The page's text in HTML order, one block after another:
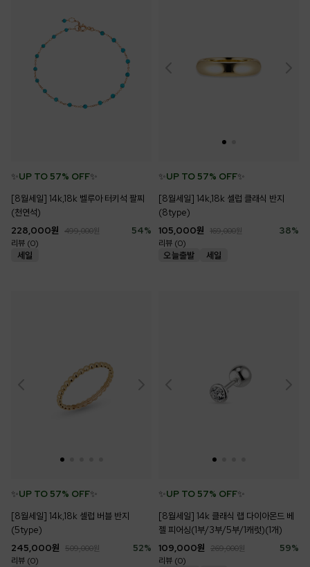
✨UP TO 57% OFF✨
[8월세일] 14k,18k 벨루아 터키석 팔찌
(천연석)
54%
228,000원 499,000원
리뷰 (0)
✨UP TO 57% OFF✨
[8월세일] 14k,18k 셀럽 클래식 반지
(8type)
38%
105,000원 169,000원
리뷰 (0)
✨UP TO 57% OFF✨
[8월세일] 14k,18k 셀럽 버블 반지
(5type)
52%
245,000원 509,000원
리뷰 (0)
✨UP TO 57% OFF✨
[8월세일] 14k 클래식 랩 다이아몬드 베
젤 피어싱(1부/3부/5부/1캐럿)(1개)
59%
109,000원 269,000원
리뷰 (0)